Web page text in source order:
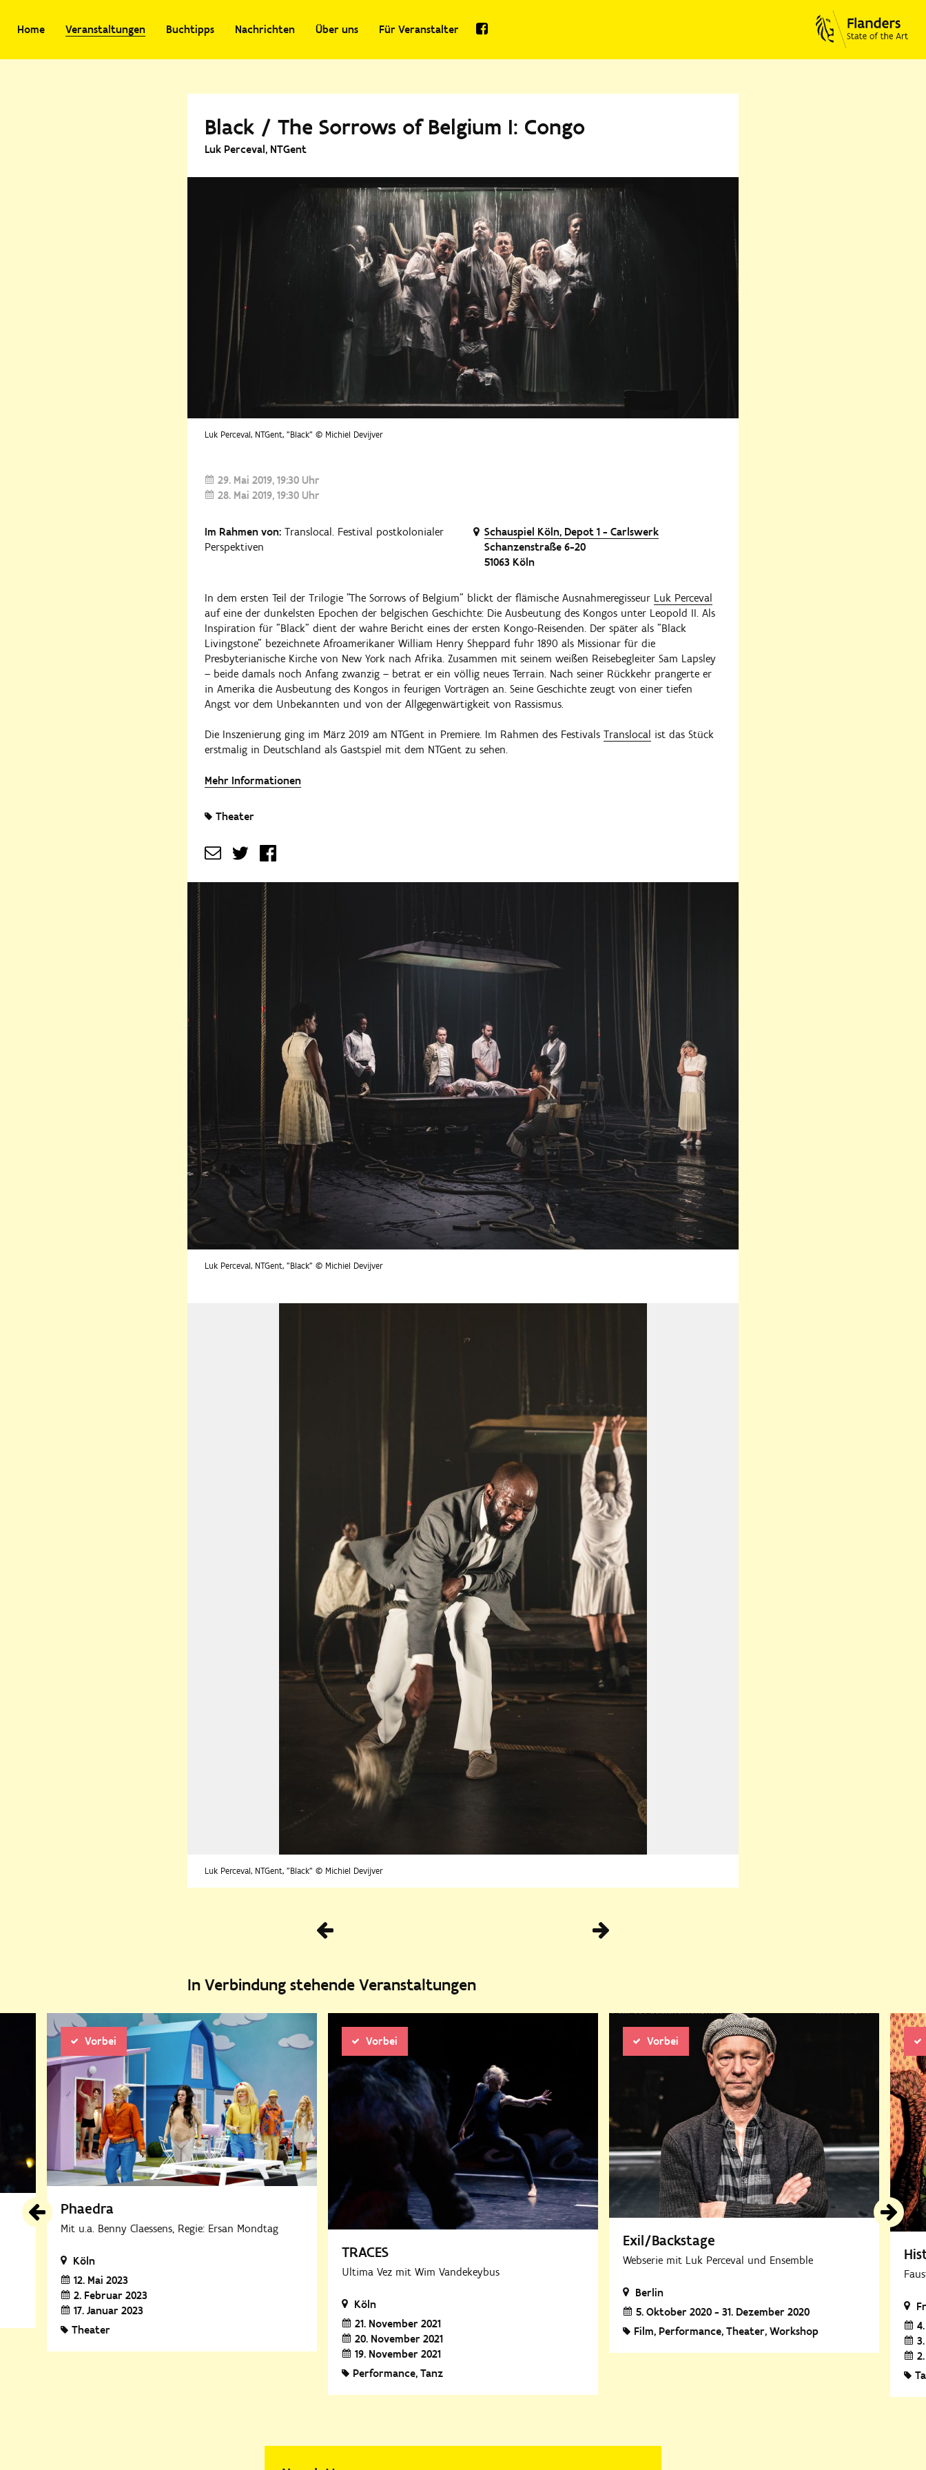
Home Veranstaltungen Buchtipps Nachrichten Über uns Für Veranstalter
Black / The Sorrows of Belgium I: Congo
Luk Perceval, NTGent
Luk Perceval, NTGent, "Black" © Michiel Devijver
29. Mai 2019 19:30 Uhr
28. Mai 2019 19:30 Uhr
Im Rahmen von: Translocal. Festival postkolonialer
Perspektiven
Schauspiel Köln, Depot 1 - Carlswerk
Schanzenstraße 6-20
51063 Köln
In dem ersten Teil der Trilogie "The Sorrows of Belgium" blickt der flämische Ausnahmeregisseur Luk Perceval
auf eine der dunkelsten Epochen der belgischen Geschichte: Die Ausbeutung des Kongos unter Leopold II. Als
Inspiration für "Black" dient der wahre Bericht eines der ersten Kongo-Reisenden. Der später als "Black
Livingstone" bezeichnete Afroamerikaner William Henry Sheppard fuhr 1890 als Missionar für die
Presbyterianische Kirche von New York nach Afrika. Zusammen mit seinem weißen Reisebegleiter Sam Lapsley
– beide damals noch Anfang zwanzig – betrat er ein völlig neues Terrain. Nach seiner Rückkehr prangerte er
in Amerika die Ausbeutung des Kongos in feurigen Vorträgen an. Seine Geschichte zeugt von einer tiefen
Angst vor dem Unbekannten und von der Allgegenwärtigkeit von Rassismus.
Die Inszenierung ging im März 2019 am NTGent in Premiere. Im Rahmen des Festivals Translocal ist das Stück
erstmalig in Deutschland als Gastspiel mit dem NTGent zu sehen.
Mehr Informationen
Theater
Luk Perceval, NTGent, "Black" © Michiel Devijver
Luk Perceval, NTGent, "Black" © Michiel Devijver
Vorherige
In Verbindung stehende Veranstaltungen
Vorbei
Phaedra
Mit u.a. Benny Claessens, Regie: Ersan Mondtag
Köln
12. Mai 2023
2. Februar 2023
17. Januar 2023
Theater
Vorbei
TRACES
Ultima Vez mit Wim Vandekeybus
Köln
21. November 2021
20. November 2021
19. November 2021
Performance Tanz
Vorbei
Exil/Backstage
Webserie mit Luk Perceval und Ensemble
Berlin
5. Oktober 2020 - 31. Dezember 2020
Film Performance Theater Workshop